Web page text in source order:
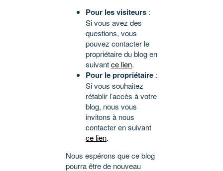
Pour les visiteurs :
Si vous avez des
questions, vous
pouvez contacter le
propriétaire du blog en
suivantce lien.
Pour le propriétaire :
Si vous souhaitez
rétablir l’accès à votre
blog, nous vous
invitons à nous
contacter en suivant
ce lien.
Nous espérons que ce blog
pourra être de nouveau